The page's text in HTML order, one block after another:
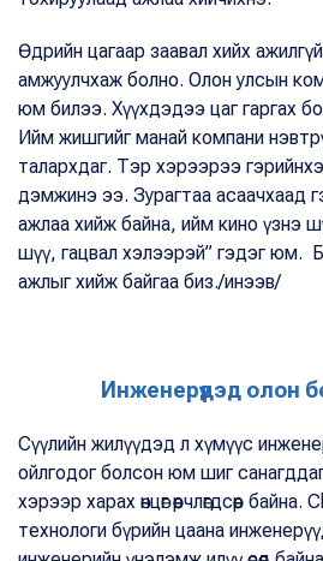
Өдрийн цагаар заавал хийх
амжуулчхаж болно. Олон улсын
юм билээ. Хүүхдэдээ цаг гаргах
Ийм жишгийг манай компани
талархдаг. Тэр хэрээрээ
дэмжинэ ээ. Зурагтаа асаачхаад
ажлаа хийж байна, ийм кино үзнэ
шүү, гацвал хэлээрэй” гэдэг юм.
ажлыг хийж байгаа биз./инээв/
Инженерүүдэд олон
Сүүлийн жилүүдэд л хүмүүс
ойлгодог болсон юм шиг
хэрээр харах өнцөг өөрчлөгдсөөр
технологи бүрийн цаана